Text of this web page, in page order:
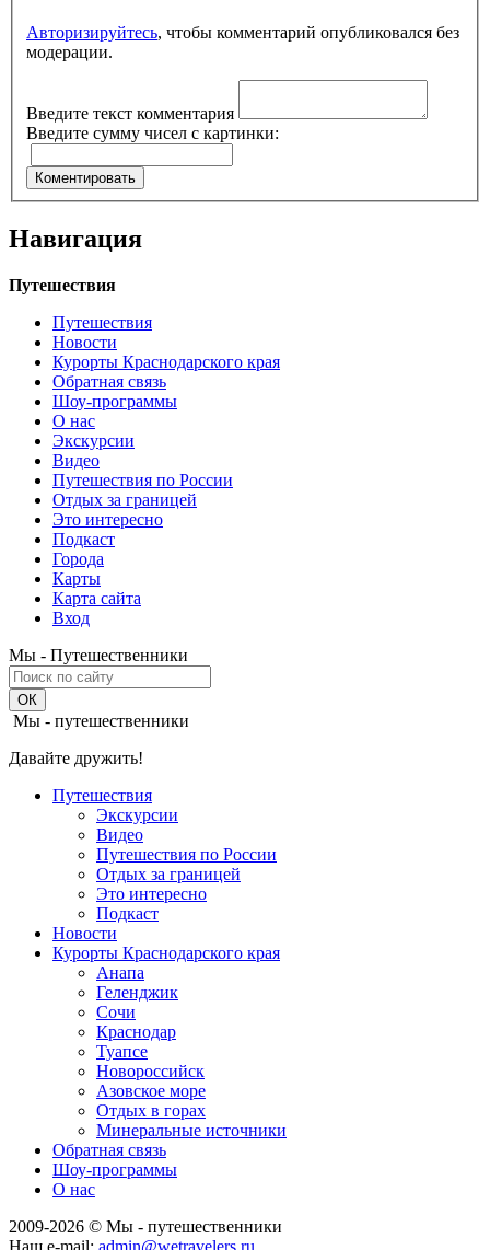
Авторизируйтесь, чтобы комментарий опубликовался без
модерации.
Введите текст комментария
Введите сумму чисел с картинки:
Навигация
Путешествия
Путешествия
Новости
Курорты Краснодарского края
Обратная связь
Шоу-программы
О нас
Экскурсии
Видео
Путешествия по России
Отдых за границей
Это интересно
Подкаст
Города
Карты
Карта сайта
Вход
Мы - Путешественники
Мы - путешественники
Давайте дружить!
Путешествия
Экскурсии
Видео
Путешествия по России
Отдых за границей
Это интересно
Подкаст
Новости
Курорты Краснодарского края
Анапа
Геленджик
Сочи
Краснодар
Туапсе
Новороссийск
Азовское море
Отдых в горах
Минеральные источники
Обратная связь
Шоу-программы
О нас
2009-2026 © Мы - путешественники
Наш e-mail: admin@wetravelers.ru